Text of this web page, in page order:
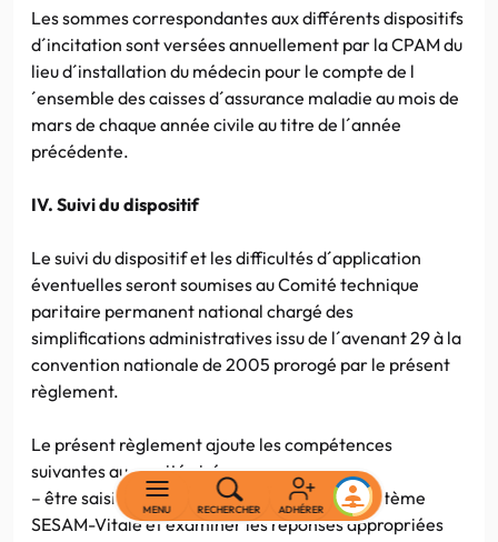
Les sommes correspondantes aux différents dispositifs
d´incitation sont versées annuellement par la CPAM du
lieu d´installation du médecin pour le compte de l
´ensemble des caisses d´assurance maladie au mois de
mars de chaque année civile au titre de l´année
précédente.
IV. Suivi du dispositif
Le suivi du dispositif et les difficultés d´application
éventuelles seront soumises au Comité technique
paritaire permanent national chargé des
simplifications administratives issu de l´avenant 29 à la
convention nationale de 2005 prorogé par le présent
règlement.
Le présent règlement ajoute les compétences
suivantes au comité visé supra :
– être saisi de tout dysfonctionnement du système
SESAM-Vitale et examiner les réponses appropriées
MENU RECHERCHER ADHÉRER